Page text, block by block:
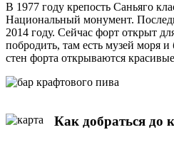
В 1977 году крепость Саньяго
Национальный монумент.
2014 году. Сейчас форт открыт
побродить, там есть музей моря
стен форта открываются
Как добраться до